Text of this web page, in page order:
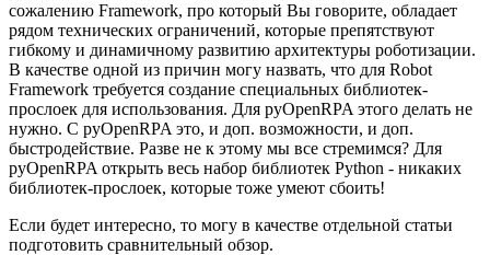
сожалению Framework, про который Вы говорите, обладает
рядом технических ограничений, которые препятствуют
гибкому и динамичному развитию архитектуры роботизации.
В качестве одной из причин могу назвать, что для Robot
Framework требуется создание специальных библиотек-
прослоек для использования. Для pyOpenRPA этого делать не
нужно. С pyOpenRPA это, и доп. возможности, и доп.
быстродействие. Разве не к этому мы все стремимся? Для
pyOpenRPA открыть весь набор библиотек Python - никаких
библиотек-прослоек, которые тоже умеют сбоить!
Если будет интересно, то могу в качестве отдельной статьи
подготовить сравнительный обзор.